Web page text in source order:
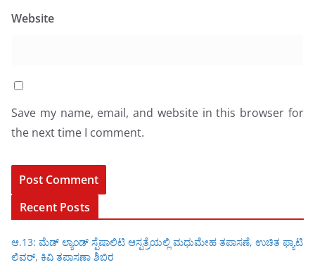
Website
Save my name, email, and website in this browser for
the next time I comment.
Recent Posts
ಆ.13: ಮೆಡ್ ಲ್ಯಾಂಡ್ ಸ್ಪೆಷಾಲಿಟಿ ಆಸ್ಪತ್ರೆಯಲ್ಲಿ ಮಧುಮೇಹ ತಪಾಸಣೆ, ಉಚಿತ ಫ್ಯಾಟಿ
ಲಿವರ್, ಕಿವಿ ತಪಾಸಣಾ ಶಿಬಿರ